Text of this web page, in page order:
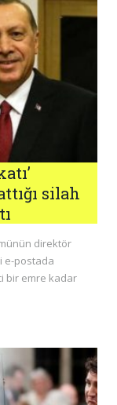
silah
direktör
e-postada
bir emre kadar